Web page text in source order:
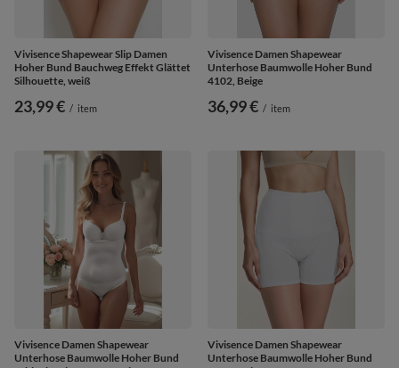
Vivisence Shapewear Slip Damen
Hoher Bund Bauchweg Effekt Glättet
Silhouette, weiß
23,99 € / item
Vivisence Damen Shapewear
Unterhose Baumwolle Hoher Bund
4102, Beige
36,99 € / item
Vivisence Damen Shapewear
Unterhose Baumwolle Hoher Bund
Vivisence Damen Shapewear
Unterhose Baumwolle Hoher Bund